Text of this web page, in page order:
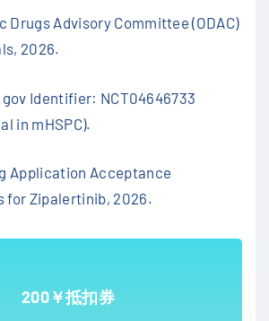
Drugs Advisory Committee (ODAC)
2026.
Identifier: NCT04646733
in mHSPC).
Application Acceptance
for Zipalertinib, 2026.
200￥抵扣券